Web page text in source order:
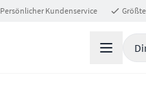
Persönlicher Kundenservice